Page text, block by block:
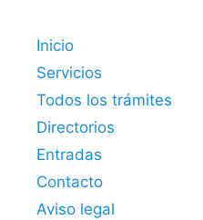
Inicio
Servicios
Todos los trámites
Directorios
Entradas
Contacto
Aviso legal